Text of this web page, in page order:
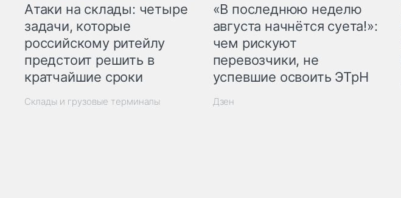
Атаки на склады: четыре
задачи, которые
российскому ритейлу
предстоит решить в
кратчайшие сроки
Склады и грузовые терминалы
«В последнюю неделю
августа начнётся суета!»:
чем рискуют
перевозчики, не
успевшие освоить ЭТрН
Дзен